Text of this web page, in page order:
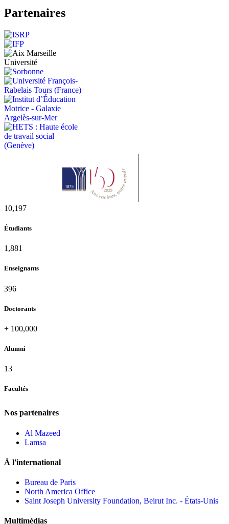
Partenaires
11,433
Étudiants
2,109
Enseignants
437
Doctorants
+ 100,000
Alumni
13
Facultés
Nos partenaires
Al Mazeed
Lamsa
À l'international
Bureau de Paris
North America Office
Saint Joseph University Foundation, Beirut Inc. - États-Unis
Multimédias